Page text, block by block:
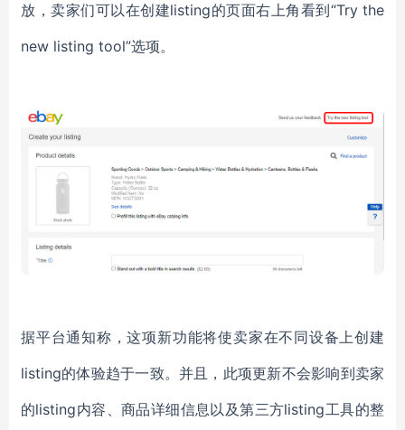
放，卖家们可以在创建listing的页面右上角看到“Try the
new listing tool”选项。
据平台通知称，这项新功能将使卖家在不同设备上创建
listing的体验趋于一致。并且，此项更新不会影响到卖家
的listing内容、商品详细信息以及第三方listing工具的整